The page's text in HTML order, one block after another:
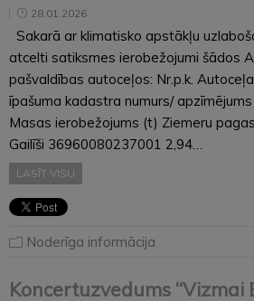
28.01.2026
Sakarā ar klimatisko apstākļu
atcelti satiksmes ierobežojumi šādos
pašvaldības autoceļos: Nr.p.k.
īpašuma kadastra numurs/
Masas ierobežojums (t) Ziemeru
Gailīši 36960080237001 2,94…
LASĪT VISU
Noderīga informācija
Koncertuzvedums “Vizmai